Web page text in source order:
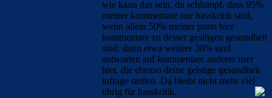
wie kann das sein, du schlumpf, dass 95%
meiner kommentare nur hasskritik sind,
wenn allein 50% meiner posts hier
kommentare zu deiner gesitigen gesundheit
sind. dann etwa weitere 30% sind
antworten auf kommentare anderer user
hier, die ebenso deine geistige gesundheit
infrage stellen. Da bleibt nicht mehr viel
übrig für hasskritik.